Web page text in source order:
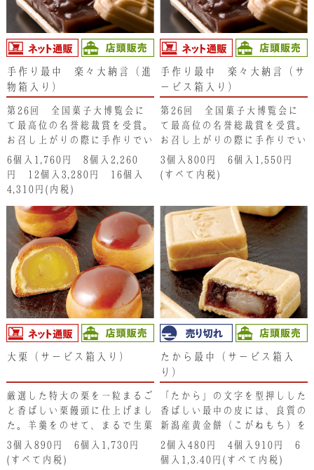
手作り最中 楽々大納言（進
物箱入り）
第26回 全国菓子大博覧会に
て最高位の名誉総裁賞を受賞。
お召し上がりの際に手作りでい
ただく最中です。サクサクと香
ばしい最中種とみずみずしい丹
波大納言小豆の粒あんをお楽し
6個入1,760円 8個入2,260
円 12個入3,280円 16個入
4,310円(内税)
手作り最中 楽々大納言（サ
ービス箱入り）
第26回 全国菓子大博覧会に
て最高位の名誉総裁賞を受賞。
お召し上がりの際に手作りでい
ただく最中です。サクサクと香
ばしい最中種とみずみずしい丹
3個入800円 6個入1,550円
(すべて内税)
大栗（サービス箱入り）
厳選した特大の栗を一粒まるご
と香ばしい栗饅頭に仕上げまし
た。羊羹をのせて、まるで生菓
子のようなしっとり感が自慢で
す。
3個入890円 6個入1,730円
(すべて内税)
たから最中（サービス箱入
り）
「たから」の文字を型押しした
香ばしい最中の皮には、良質の
新潟産黄金餅（こがねもち）を
使用。馥郁とした味わいの丹波
大納言小豆あんと柔らかいお餅
2個入480円 4個入910円 6
個入1,3.40円(すべて内税)